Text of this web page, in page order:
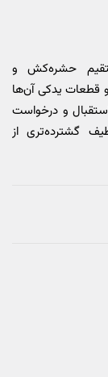
حشره‌کش و
قطعات یدکی آن‌ها
و درخواست
گشترده‌تری از